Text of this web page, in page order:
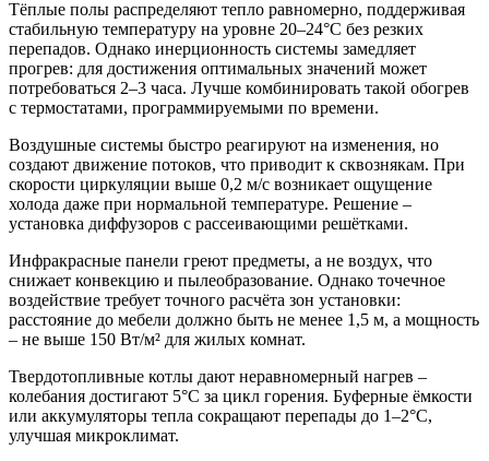
Тёплые полы распределяют тепло равномерно, поддерживая
стабильную температуру на уровне 20–24°C без резких
перепадов. Однако инерционность системы замедляет
прогрев: для достижения оптимальных значений может
потребоваться 2–3 часа. Лучше комбинировать такой обогрев
с термостатами, программируемыми по времени.
Воздушные системы быстро реагируют на изменения, но
создают движение потоков, что приводит к сквознякам. При
скорости циркуляции выше 0,2 м/с возникает ощущение
холода даже при нормальной температуре. Решение –
установка диффузоров с рассеивающими решётками.
Инфракрасные панели греют предметы, а не воздух, что
снижает конвекцию и пылеобразование. Однако точечное
воздействие требует точного расчёта зон установки:
расстояние до мебели должно быть не менее 1,5 м, а мощность
– не выше 150 Вт/м² для жилых комнат.
Твердотопливные котлы дают неравномерный нагрев –
колебания достигают 5°C за цикл горения. Буферные ёмкости
или аккумуляторы тепла сокращают перепады до 1–2°C,
улучшая микроклимат.